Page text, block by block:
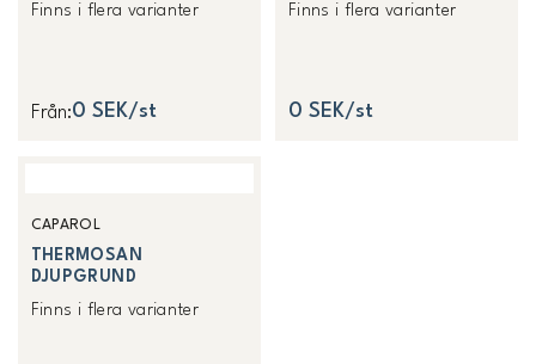
Finns i flera varianter
Från:0 SEK/st
Finns i flera varianter
0 SEK/st
CAPAROL
THERMOSAN
DJUPGRUND
Finns i flera varianter